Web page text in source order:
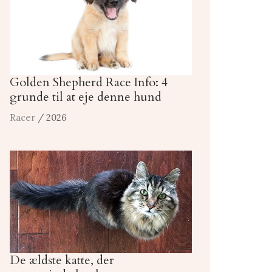
Golden Shepherd Race Info: 4
grunde til at eje denne hund
Racer / 2026
De ældste katte, der